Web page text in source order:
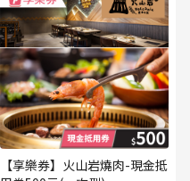
【享樂券】火山岩燒肉-現金抵